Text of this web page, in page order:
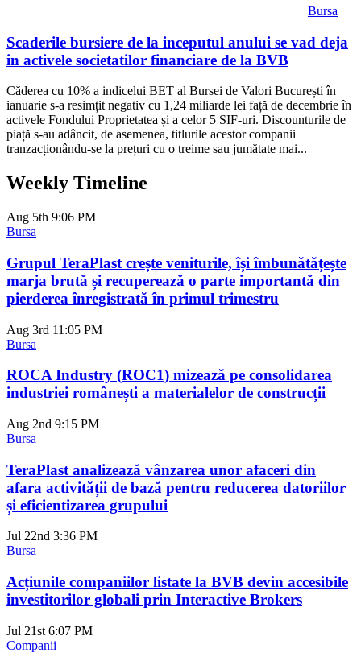
Bursa
Scaderile bursiere de la inceputul anului se vad deja
in activele societatilor financiare de la BVB
Căderea cu 10% a indicelui BET al Bursei de Valori București în
ianuarie s-a resimțit negativ cu 1,24 miliarde lei față de decembrie în
activele Fondului Proprietatea și a celor 5 SIF-uri. Discounturile de
piață s-au adâncit, de asemenea, titlurile acestor companii
tranzacționându-se la prețuri cu o treime sau jumătate mai...
Weekly Timeline
Aug 5th 9:06 PM
Bursa
Grupul TeraPlast crește veniturile, își îmbunătățește
marja brută și recuperează o parte importantă din
pierderea înregistrată în primul trimestru
Aug 3rd 11:05 PM
Bursa
ROCA Industry (ROC1) mizează pe consolidarea
industriei românești a materialelor de construcții
Aug 2nd 9:15 PM
Bursa
TeraPlast analizează vânzarea unor afaceri din
afara activității de bază pentru reducerea datoriilor
și eficientizarea grupului
Jul 22nd 3:36 PM
Bursa
Acțiunile companiilor listate la BVB devin accesibile
investitorilor globali prin Interactive Brokers
Jul 21st 6:07 PM
Companii